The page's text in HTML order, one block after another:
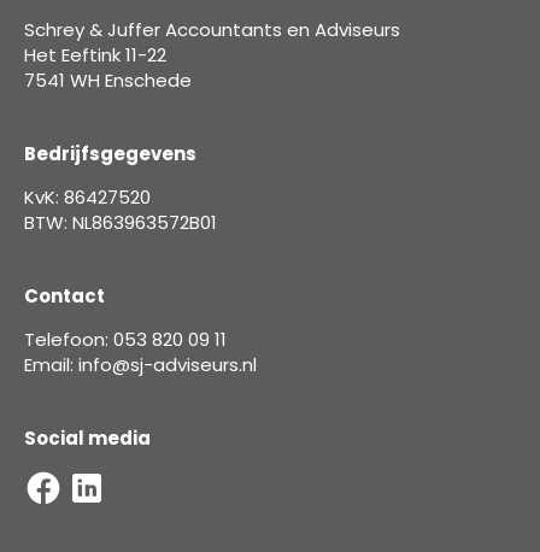
Schrey & Juffer Accountants en Adviseurs
Het Eeftink 11-22
7541 WH Enschede
Bedrijfsgegevens
KvK: 86427520
BTW: NL863963572B01
Contact
Telefoon: 053 820 09 11
Email: info@sj-adviseurs.nl
Social media